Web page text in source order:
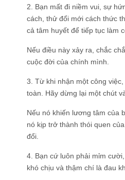
2. Bạn mất đi niềm vui, sự
cách, thử đổi mới cách thức
cả tâm huyết để tiếp tục làm
Nếu điều này xảy ra, chắc
cuộc đời của chính mình.
3. Từ khi nhận một công
toàn. Hãy dừng lại một chút
Nếu nó khiến lương tâm của
nó kịp trở thành thói quen
đổi.
4. Bạn cứ luôn phải mỉm
khó chịu và thậm chí là đau